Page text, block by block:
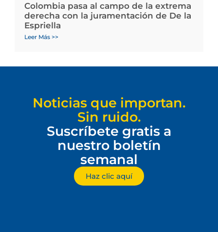
Colombia pasa al campo de la extrema
derecha con la juramentación de De la
Espriella
Leer Más >>
Noticias que importan.
Sin ruido.
Suscríbete gratis a
nuestro boletín
semanal
Haz clic aquí